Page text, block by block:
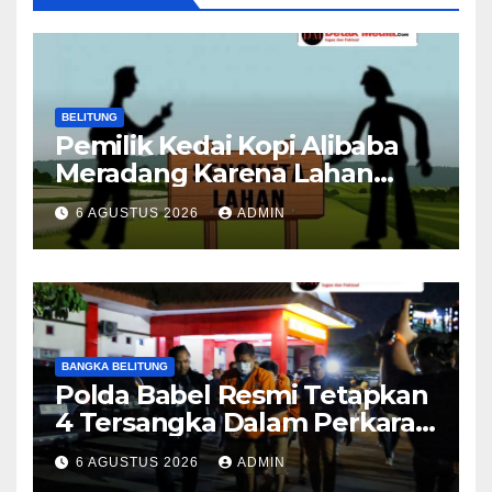
BELITUNG
Pemilik Kedai Kopi Alibaba
Meradang Karena Lahan
Usahanya Masuk Dalam
Objek Eksekusi
6 AGUSTUS 2026 ADMIN
BANGKA BELITUNG
Polda Babel Resmi Tetapkan
4 Tersangka Dalam Perkara
52,5 Ton Pasir Timah Ilegal Di
Belitung
6 AGUSTUS 2026 ADMIN